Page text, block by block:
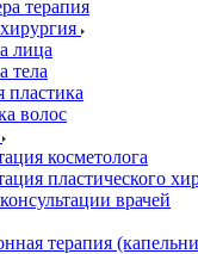
терапия
лица
тела
волос
косметолога
пластического
врачей
терапия